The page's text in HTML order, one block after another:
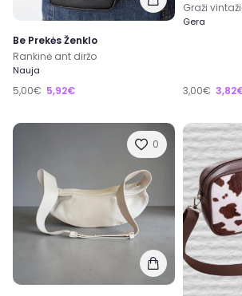
Be Prekės Ženklo
Rankinė ant diržo
Nauja
5,00€ 5,92€
Graži
Gera
3,00€
0